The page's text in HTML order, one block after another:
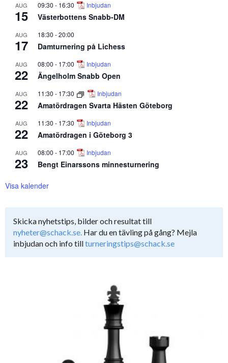
AUG
15
09:30 - 16:30 Inbjudan
Västerbottens Snabb-DM
AUG
17
18:30 -20:00
Damturnering på Lichess
AUG
22
08:00 - 17:00 Inbjudan
Ängelholm Snabb Open
AUG
22
11:30 - 17:30 Inbjudan
Amatördragen Svarta Hästen Göteborg
AUG
22
11:30 - 17:30 Inbjudan
Amatördragen i Göteborg 3
AUG
23
08:00 - 17:00 Inbjudan
Bengt Einarssons minnesturnering
Visa kalender
Skicka nyhetstips, bilder och resultat till
nyheter@schack.se. Har du en tävling på gång? Mejla
inbjudan och info tillturneringstips@schack.se